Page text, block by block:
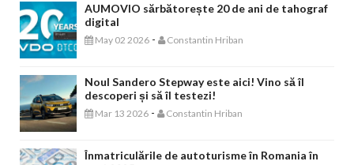
AUMOVIO sărbătorește 20 de ani de tahograf
digital
May 02 2026 - Constantin Hriban
Noul Sandero Stepway este aici! Vino să îl
descoperi și să îl testezi!
Mar 13 2026 - Constantin Hriban
Înmatriculările de autoturisme în Romania în